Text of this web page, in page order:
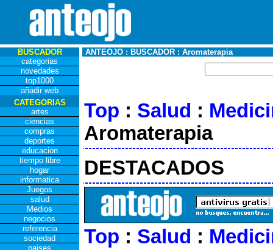
BUSCADOR
categorias
novedades
top1000
añadir web
ANTEOJO : BUSCADOR : Aromaterapia
CATEGORIAS
artes
ciencias
compras
deportes
educacion
tiempo libre
hogar
informatica
Juegos
salud
Medios
negocios
referencia
sociedad
paises
Top : Salud :
Aromaterapia
DESTACADOS
Top : Salud :